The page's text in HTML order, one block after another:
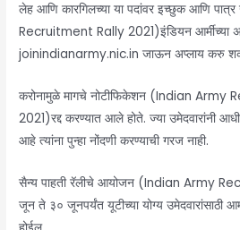
लेह आणि कारगिलच्या या पदांवर इच्छुक आणि
Recruitment Rally 2021)इंडियन आर्मीच्या
joinindianarmy.nic.in जाऊन अप्लाय करु
करोनामुळे मागचे नोटीफिकेशन (Indian
2021)रद्द करण्यात आले होते. ज्या उमेदवारांनी
आहे त्यांना पुन्हा नोंदणी करण्याची गरज नाही.
सैन्य पाहती रॅलीचे आयोजन (Indian Army
जून ते ३० जूनपर्यंत यूटीच्या योग्य उमेदवारांसाठी